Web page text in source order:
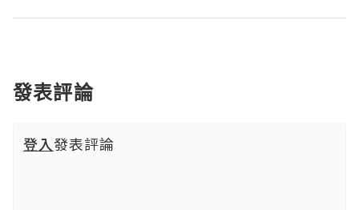
發表評論
登入發表評論